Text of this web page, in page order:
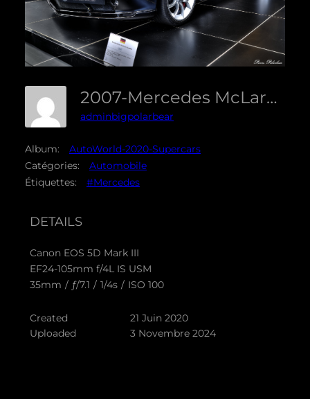
2007-Mercedes McLaren SLR Roadster -cr04
adminbigpolarbear
Album:
AutoWorld-2020-Supercars
Catégories:
Automobile
Étiquettes:
#Mercedes
DETAILS
Canon EOS 5D Mark III
EF24-105mm f/4L IS USM
35mm / ƒ/7.1 / 1/4s / ISO 100
Created
21 Juin 2020
Uploaded
3 Novembre 2024